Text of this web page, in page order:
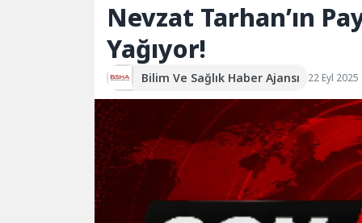
Nevzat Tarhan’ın
Yağıyor!
Bilim Ve Sağlık Haber Ajansı 22 Eyl